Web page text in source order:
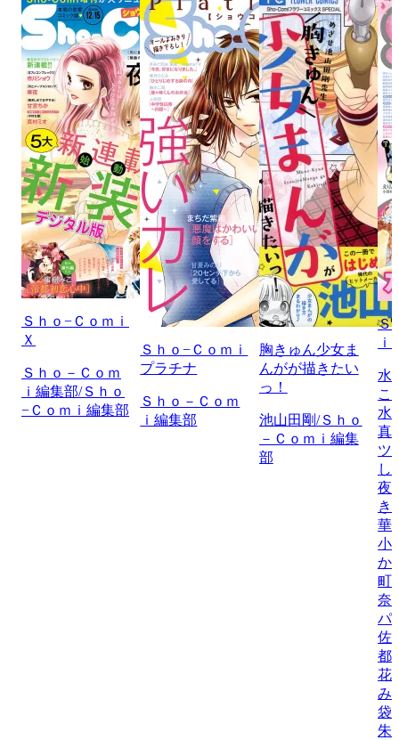
Ｓｈｏ−Ｃｏｍｉ
Ｘ
Ｓｈｏ－Ｃｏｍ
ｉ編集部/Ｓｈｏ
−Ｃｏｍｉ編集部
Ｓｈｏ−Ｃｏｍｉ
プラチナ
Ｓｈｏ－Ｃｏｍ
ｉ編集部
胸きゅん少女ま
んがが描きたい
っ！
池山田剛/Ｓｈｏ
－Ｃｏｍｉ編集
部
Ｓ
水
こ
水
真
ツ
し
夜
き
華
小
か
町
奈/
パ
佐
都
花
み
袋
朱